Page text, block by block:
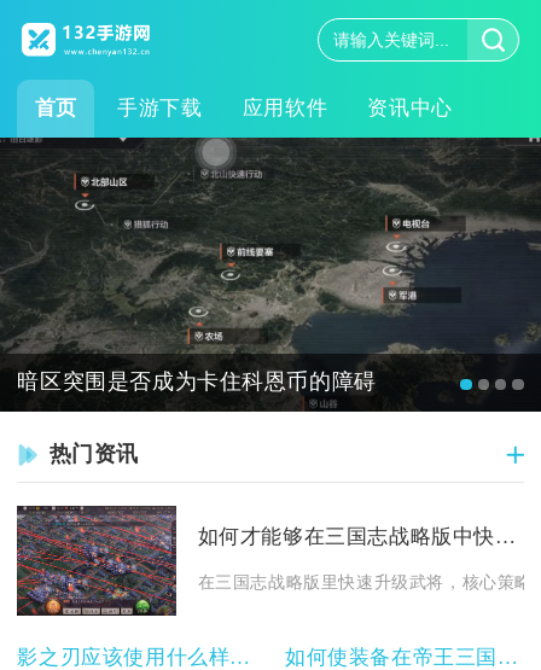
首页 手游下载 应用软件 资讯中心
暗区突围是否成为卡住科恩币的障碍
热门资讯
如何才能够在三国志战略版中快速升级英雄
在三国志战略版里快速升级武将，核心策
影之刃应该使用什么样的心法进行魔混 如何使装备在帝王三国中更加耐用